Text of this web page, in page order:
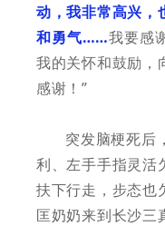
动，我非常高兴，
和勇气……我要感
我的关怀和鼓励，
感谢！”
突发脑梗死后
利、左手手指灵活
扶下行走，步态也
匡奶奶来到长沙三